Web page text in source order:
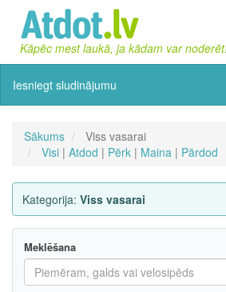
Kāpēc mest laukā, ja kādam var
Iesniegt sludinājumu
Sākums
Viss vasarai
Visi | Atdod | Pērk | Maina | Pārdod
Kategorija: Viss vasarai
Meklēšana